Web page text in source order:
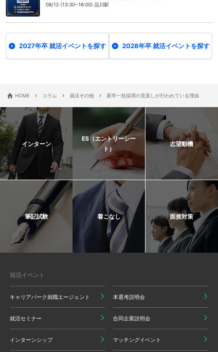
08/12 (13:30~16:00) 品川駅
2027年卒 就活イベントを探す 2028年卒 就活イベントを探す
HOME › コラム › 就活その他 › 新卒一括採用の見直しが行われている理由
インターン
ES（エントリーシー
ト）
志望動機
筆記試験 着こなし 面接対策
就活イベント
キャリアパーク就職エージェント 本選考説明会
就活セミナー 合同企業説明会
インターンシップ マッチングイベント